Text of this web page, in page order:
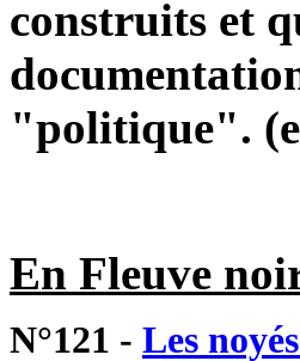
construits et
"politique".
En Fleuve
N°121 - Les